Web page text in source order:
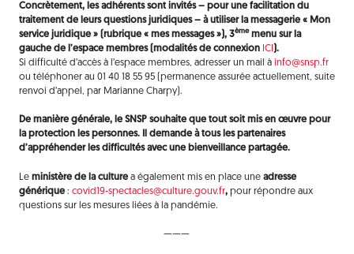
Concrètement, les adhérents sont invités – pour une facilitation du
traitement de leurs questions juridiques – à utiliser la messagerie « Mon
service juridique » (rubrique « mes messages »), 3èmemenu sur la
gauche de l’espace membres (modalités de connexion ICI ).
Si difficulté d’accès à l’espace membres, adresser un mail à info@snsp.fr
ou téléphoner au 01 40 18 55 95 (permanence assurée actuellement, suite
renvoi d’appel, par Marianne Charpy).
De manière générale, le SNSP souhaite que tout soit mis en œuvre pour
la protection les personnes. Il demande à tous les partenaires
d’appréhender les difficultés avec une bienveillance partagée.
Le ministère de la culturea également mis en place une adresse
générique: covid19-spectacles@culture.gouv.fr, pour répondre aux
questions sur les mesures liées à la pandémie.
———